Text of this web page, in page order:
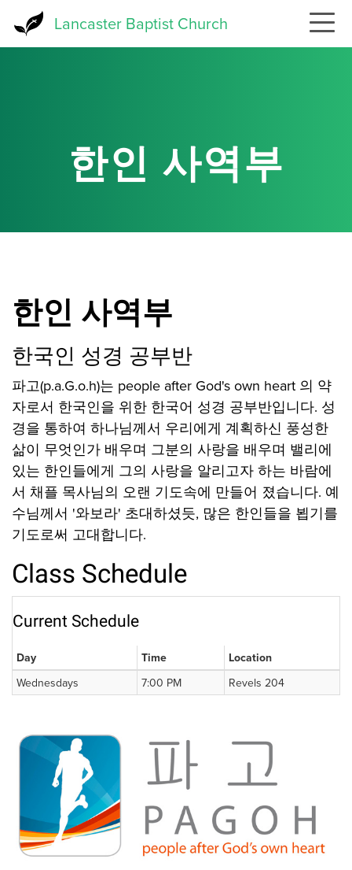
Lancaster Baptist Church
한인 사역부
한인 사역부
한국인 성경 공부반
파고(p.a.G.o.h)는 people after God's own heart 의 약
자로서 한국인을 위한 한국어 성경 공부반입니다. 성
경을 통하여 하나님께서 우리에게 계획하신 풍성한
삶이 무엇인가 배우며 그분의 사랑을 배우며 밸리에
있는 한인들에게 그의 사랑을 알리고자 하는 바람에
서 채플 목사님의 오랜 기도속에 만들어 졌습니다. 예
수님께서 '와보라' 초대하셨듯, 많은 한인들을 뵙기를
기도로써 고대합니다.
Class Schedule
Current Schedule
Day Time
Location
Wednesdays
7:00 PM Revels 204